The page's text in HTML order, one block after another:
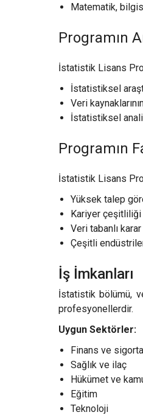
Matematik,
Programın
İstatistik Lisans
İstatistiksel
Veri
İstatistiksel
Programın
İstatistik Lisans
Yüksek talep
Kariyer
Veri tabanlı
Çeşitli
İş İmkanları
İstatistik bölümü,
profesyonellerdir.
Uygun Sektörler:
Finans ve sigorta
Sağlık ve ilaç
Hükümet ve
Eğitim
Teknoloji